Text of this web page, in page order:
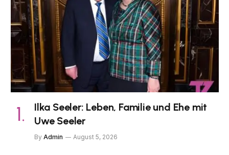
Ilka Seeler: Leben, Familie und Ehe mit
Uwe Seeler
By Admin August 5, 2026